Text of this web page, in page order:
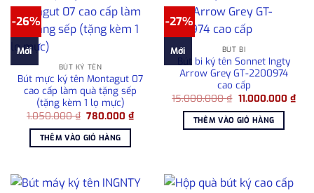
-26%
Mới
BÚT KÝ TÊN
Bút mực ký tên Montagut 07
cao cấp làm quà tặng sếp
(tặng kèm 1 lọ mực)
1.050.000₫ Giá
là:
1.050.000 ₫.
780.000₫Giá
hiện
THÊM VÀO GIỎ HÀNG
-27%
Mới BÚT BI
Bút bi ký tên Sonnet Ingty
Arrow Grey GT-2200974
cao cấp
15.000.000₫ Giá
là:
15.000.000 ₫.
11.000.000 ₫Giá
hiện
THÊM VÀO GIỎ HÀNG